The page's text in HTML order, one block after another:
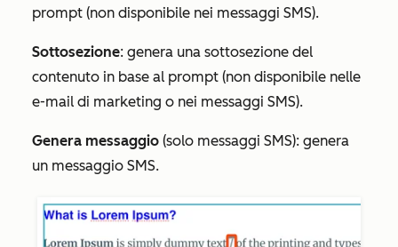
prompt (non disponibile nei messaggi SMS).
Sottosezione: genera una sottosezione del
contenuto in base al prompt (non disponibile nelle
e-mail di marketing o nei messaggi SMS).
Genera messaggio (solo messaggi SMS): genera
un messaggio SMS.